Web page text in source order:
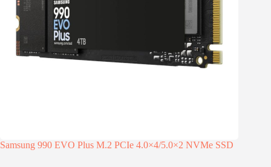
Samsung 990 EVO Plus M.2 PCIe 4.0×4/5.0×2 NVMe SSD